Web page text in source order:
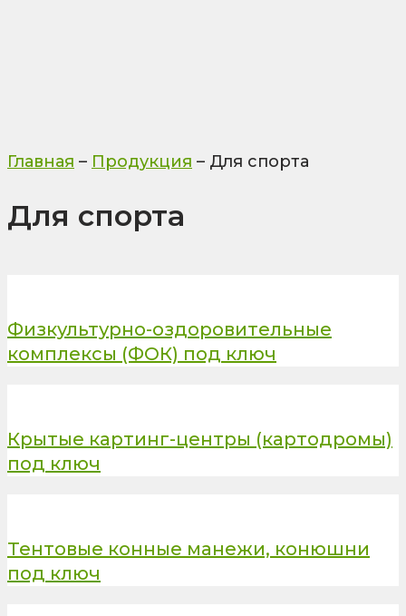
Главная – Продукция – Для спорта
Для спорта
Физкультурно-оздоровительные
комплексы (ФОК) под ключ
Крытые картинг-центры (картодромы)
под ключ
Тентовые конные манежи, конюшни
под ключ